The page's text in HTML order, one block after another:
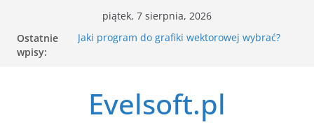
treści
piątek, 7 sierpnia, 2026
Ostatnie
wpisy:
Jaki program do grafiki wektorowej wybrać?
przyczynę w Menedżerze zadań?
Passkeys – czym są klucze dostępu i czy
Evelsoft.pl